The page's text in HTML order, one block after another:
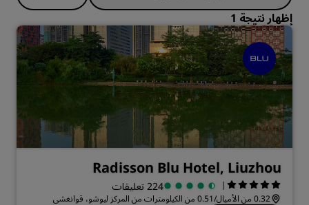
إظهار نتيجة 1
Radisson Blu Hotel, Liuzhou
| 224 تعليقات
0.32 من الأميال/0.51 من الكيلومترات من المركز ليوشو، قوانغشي